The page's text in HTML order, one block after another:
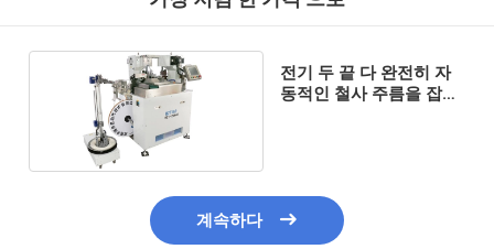
전기 두 끝 다 완전히 자
동적인 철사 주름을 잡는
계속하다